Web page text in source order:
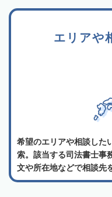
エリアや
希望のエリアや相談した
索。該当する司法書士事
文や所在地などで相談先